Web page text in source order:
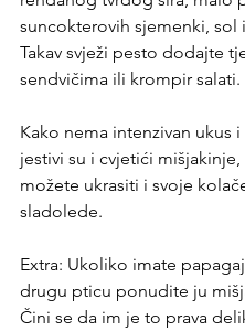
suncokterovih sjemenki, sol
Takav svježi pesto dodajte
sendvičima ili krompir salati.
Kako nema intenzivan ukus i
jestivi su i cvjetići
možete ukrasiti i svoje
sladolede.
Extra: Ukoliko imate
drugu pticu ponudite ju
Čini se da im je to prava